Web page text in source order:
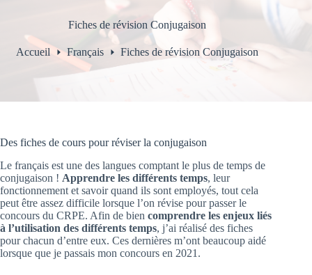
Fiches de révision Conjugaison
Accueil Français Fiches de révision Conjugaison
Des fiches de cours pour réviser la conjugaison
Le français est une des langues comptant le plus de temps de
conjugaison ! Apprendre les différents temps, leur
fonctionnement et savoir quand ils sont employés, tout cela
peut être assez difficile lorsque l’on révise pour passer le
concours du CRPE. Afin de bien comprendre les enjeux liés
à l’utilisation des différents temps, j’ai réalisé des fiches
pour chacun d’entre eux. Ces dernières m’ont beaucoup aidé
lorsque que je passais mon concours en 2021.